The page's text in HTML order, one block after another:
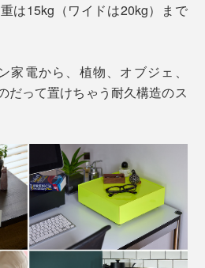
は15kg（ワイドは20kg）まで
家電から、植物、オブジェ、
って置けちゃう耐久構造のス